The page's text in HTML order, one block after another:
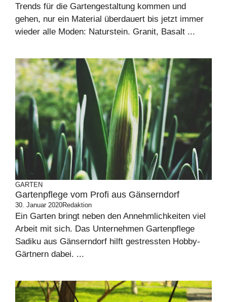
Trends für die Gartengestaltung kommen und
gehen, nur ein Material überdauert bis jetzt immer
wieder alle Moden: Naturstein. Granit, Basalt ...
GARTEN
Gartenpflege vom Profi aus Gänserndorf
30. Januar 2020Redaktion
Ein Garten bringt neben den Annehmlichkeiten viel
Arbeit mit sich. Das Unternehmen Gartenpflege
Sadiku aus Gänserndorf hilft gestressten Hobby-
Gärtnern dabei. ...